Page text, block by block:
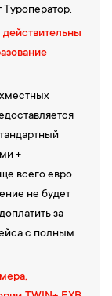
+
всего евро
не будет
за
с полным